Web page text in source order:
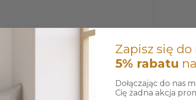
Zapisz się
5% rabatu
Dołączając do nas
Cię żadna akcja